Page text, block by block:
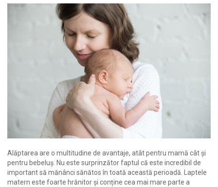
Alăptarea are o multitudine de avantaje, atât pentru mamă cât și
pentru bebeluș. Nu este surprinzător faptul că este incredibil de
important să mănânci sănătos în toată această perioadă. Laptele
matern este foarte hrănitor și conține cea mai mare parte a